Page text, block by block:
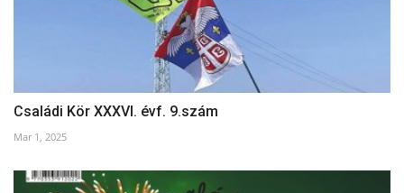
Családi Kör XXXVI. évf. 9.szám
Mar 1, 2025